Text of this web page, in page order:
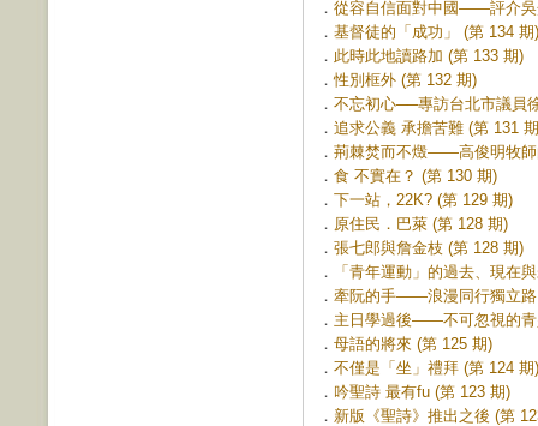
． 從容自信面對中國——評介吳
． 基督徒的「成功」 (第 134 期)
． 此時此地讀路加 (第 133 期)
．性別框外 (第 132 期)
． 不忘初心──專訪台北市議員
． 追求公義 承擔苦難 (第 131
． 荊棘焚而不燬——高俊明牧師
． 食 不實在？ (第 130 期)
． 下一站，22K? (第 129 期)
． 原住民．巴萊 (第 128 期)
． 張七郎與詹金枝 (第 128 期)
．
「青年運動」的過去、現在
． 牽阮的手——浪漫同行獨立路
． 主日學過後——不可忽視的青
． 母語的將來 (第 125 期)
． 不僅是「坐」禮拜 (第 124 期)
． 吟聖詩 最有fu (第 123 期)
． 新版《聖詩》推出之後 (第